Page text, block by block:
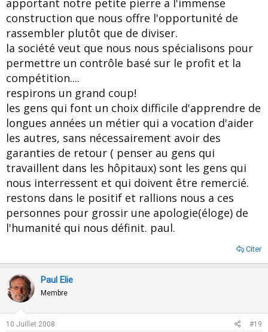
construction que nous offre l'opportunité de
rassembler plutôt que de diviser.
la société veut que nous nous spécialisons pour
permettre un contrôle basé sur le profit et la
compétition....
respirons un grand coup!
les gens qui font un choix difficile d'apprendre de
longues années un métier qui a vocation d'aider
les autres, sans nécessairement avoir des
garanties de retour ( penser au gens qui
travaillent dans les hôpitaux) sont les gens qui
nous interressent et qui doivent être remercié.
restons dans le positif et rallions nous a ces
personnes pour grossir une apologie(éloge) de
l'humanité qui nous définit. paul.
Citer
Paul Elie
Membre
10 Juillet 2008 #19